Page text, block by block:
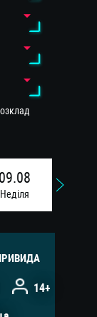
09.08
Недiля
14+